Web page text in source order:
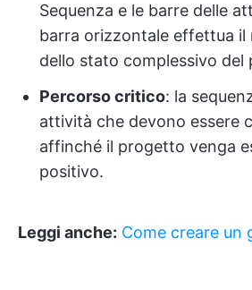
Sequenza e le barre delle
barra orizzontale effettua il
dello stato complessivo del
Percorso critico: la
attività che devono essere
affinché il progetto venga
positivo.
Leggi anche: Come creare un